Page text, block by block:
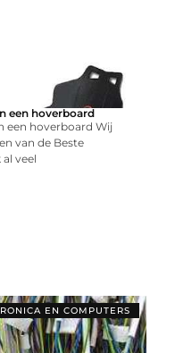
een hoverboard
een hoverboard Wij
van de Beste
veel
EN COMPUTERS